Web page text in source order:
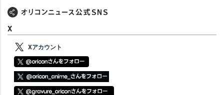
X
Xアカウント